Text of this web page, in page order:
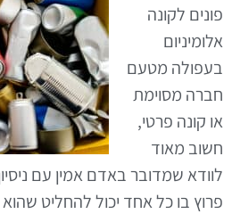
פונים לקונה
אלומיניום
בעפולה מטעם
חברה מסוימת
או קונה פרטי,
חשוב מאוד
לוודא שמדובר באדם אמין עם
פרוץ בו כל אחד יכול להחליט שהוא